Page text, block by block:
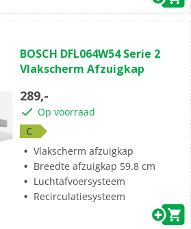
BOSCH DFL064W54 Serie 2
Vlakscherm Afzuigkap
289,-
Op voorraad
C
Vlakscherm afzuigkap
Breedte afzuigkap 59.8 cm
Luchtafvoersysteem
Recirculatiesysteem